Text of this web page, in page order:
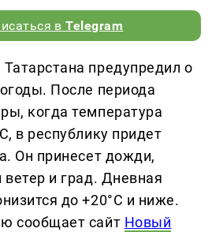
вTelegram
предупредил о
После периода
когда температура
в республику придет
Он принесет дожди,
и град. Дневная
до +20°C и ниже.
сообщает сайт Новый